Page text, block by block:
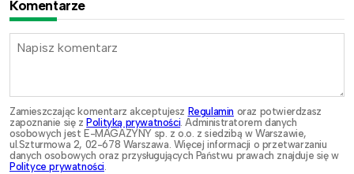
Komentarze
Zamieszczając komentarz akceptujesz Regulamin oraz potwierdzasz
zapoznanie się z Polityką prywatności. Administratorem danych
osobowych jest E-MAGAZYNY sp. z o.o. z siedzibą w Warszawie,
ul.Szturmowa 2, 02-678 Warszawa. Więcej informacji o przetwarzaniu
danych osobowych oraz przysługujących Państwu prawach znajduje się w
Polityce prywatności.